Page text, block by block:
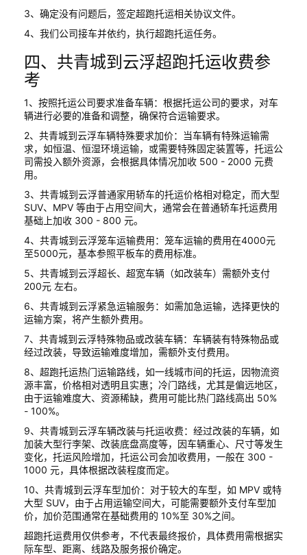
3、确定没有问题后，签定超跑托运相关协议文件。
4、我们公司接车并依约，执行超跑托运任务。
四、共青城到云浮超跑托运收费参
考
1、按照托运公司要求准备车辆：根据托运公司的要求，对车
辆进行必要的准备和调整，确保符合运输要求。
2、共青城到云浮车辆特殊要求加价：当车辆有特殊运输需
求，如恒温、恒湿环境运输，或需要特殊固定装置等，托运公
司需投入额外资源，会根据具体情况加收 500 - 2000 元费
用。
3、共青城到云浮普通家用轿车的托运价格相对稳定，而大型
SUV、MPV 等由于占用空间大，通常会在普通轿车托运费用
基础上加收 300 - 800 元。
4、共青城到云浮笼车运输费用：笼车运输的费用在4000元
至5000元，基本参照平板车的费用标准。
5、共青城到云浮超长、超宽车辆（如改装车）需额外支付
200元 左右。
6、共青城到云浮紧急运输服务：如需加急运输，选择更快的
运输方案，将产生额外费用。
7、共青城到云浮特殊物品或改装车辆：车辆装有特殊物品或
经过改装，导致运输难度增加，需额外支付费用。
8、超跑托运热门运输路线，如一线城市间的托运，因物流资
源丰富，价格相对透明且实惠；冷门路线，尤其是偏远地区，
由于运输难度大、资源稀缺，费用可能比热门路线高出 50%
- 100%。
9、共青城到云浮车辆改装与托运收费：经过改装的车辆，如
加装大型行李架、改装底盘高度等，因车辆重心、尺寸等发生
变化，托运风险增加，托运公司会加收费用，一般在 300 -
1000 元，具体根据改装程度而定。
10、共青城到云浮车型加价：对于较大的车型，如 MPV 或特
大型 SUV，由于占用运输空间大，可能需要额外支付车型加
价，加价范围通常在基础费用的 10%至 30%之间。
超跑托运费用仅供参考，不代表最终报价，具体费用需根据实
际车型、距离、线路及服务报价确定。